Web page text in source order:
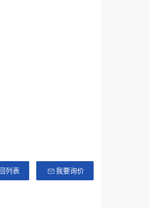
回列表 我要询价